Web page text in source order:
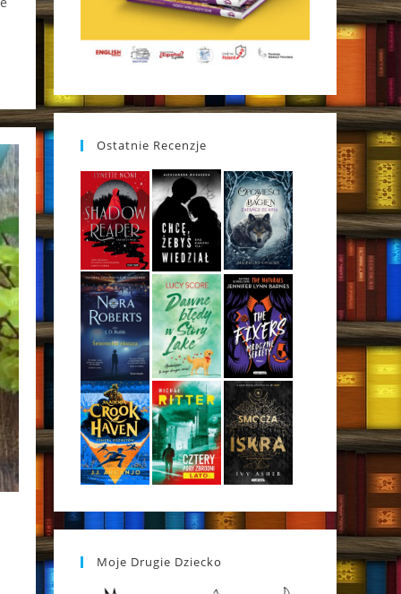
Ostatnie Recenzje
Moje Drugie Dziecko